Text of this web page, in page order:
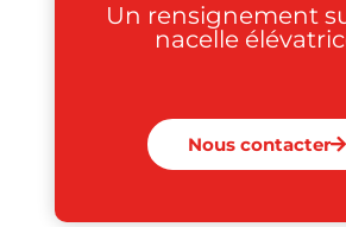
Un rensignement
nacelle
Nous contacter